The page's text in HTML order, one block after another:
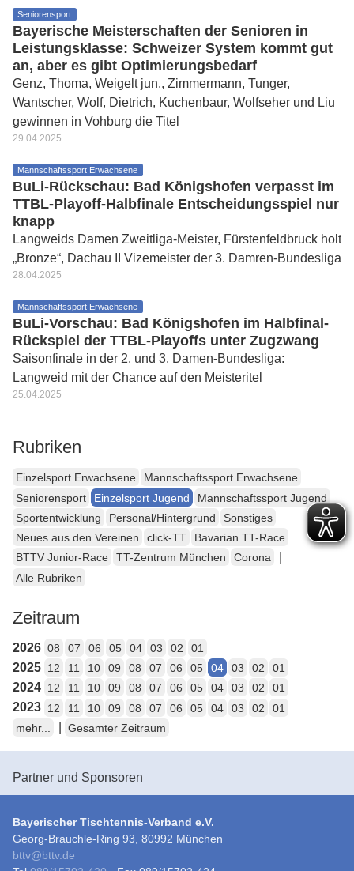
Seniorensport
Bayerische Meisterschaften der Senioren in
Leistungsklasse: Schweizer System kommt gut
an, aber es gibt Optimierungsbedarf
Genz, Thoma, Weigelt jun., Zimmermann, Tunger,
Wantscher, Wolf, Dietrich, Kuchenbaur, Wolfseher und Liu
gewinnen in Vohburg die Titel
29.04.2025
Mannschaftssport Erwachsene
BuLi-Rückschau: Bad Königshofen verpasst im
TTBL-Playoff-Halbfinale Entscheidungsspiel nur
knapp
Langweids Damen Zweitliga-Meister, Fürstenfeldbruck holt
„Bronze“, Dachau II Vizemeister der 3. Damren-Bundesliga
28.04.2025
Mannschaftssport Erwachsene
BuLi-Vorschau: Bad Königshofen im Halbfinal-
Rückspiel der TTBL-Playoffs unter Zugzwang
Saisonfinale in der 2. und 3. Damen-Bundesliga:
Langweid mit der Chance auf den Meisteritel
25.04.2025
Rubriken
Einzelsport Erwachsene
Mannschaftssport Erwachsene
Seniorensport
Einzelsport Jugend
Mannschaftssport Jugend
Sportentwicklung
Personal/Hintergrund
Sonstiges
Neues aus den Vereinen
click-TT
Bavarian TT-Race
BTTV Junior-Race
TT-Zentrum München Corona
Alle Rubriken
Zeitraum
2026 08 07 06 05 04 03 02 01
2025 12 11 10 09 08 07 06 05 04 03 02 01
2024 12 11 10 09 08 07 06 05 04 03 02 01
2023 12 11 10 09 08 07 06 05 04 03 02
01
mehr...
Gesamter Zeitraum
Partner und Sponsoren
Bayerischer Tischtennis-Verband e.V.
Georg-Brauchle-Ring 93, 80992 München
bttv@bttv.de